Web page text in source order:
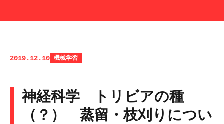
2019.12.10 機械学習
神経科学 トリビアの種
（？） 蒸留・枝刈りについ